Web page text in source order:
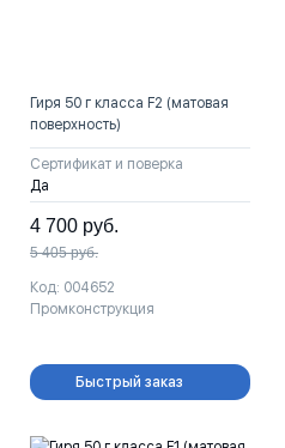
Гиря 50 г класса F2 (матовая
поверхность)
Сертификат и поверка
Да
4 700 руб.
5 405руб.
Код: 004652
Промконструкция
Быстрый заказ